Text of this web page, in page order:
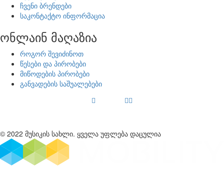
ჩვენი ბრენდები
საკონტაქტო ინფორმაცია
ონლაინ მაღაზია
როგორ შევიძინოთ
წესები და პირობები
მიწოდების პირობები
განვადების საშუალებები
© 2022 მუსიკის სახლი. ყველა უფლება დაცულია